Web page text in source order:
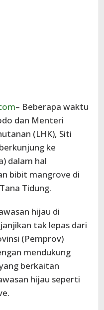
– Beberapa waktu
dan Menteri
(LHK), Siti
ke
dalam hal
bibit mangrove di
Tidung.
hijau di
tak lepas dari
(Pemprov)
mendukung
berkaitan
hijau seperti